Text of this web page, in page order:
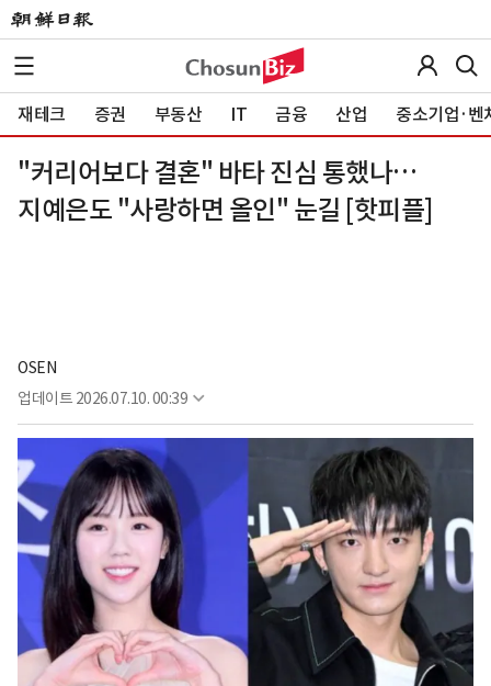
재테크 증권 부동산 IT 금융 산업 중소기업·벤
"커리어보다 결혼" 바타 진심 통했나…
지예은도 "사랑하면 올인" 눈길 [핫피플]
OSEN
업데이트 2026.07.10. 00:39